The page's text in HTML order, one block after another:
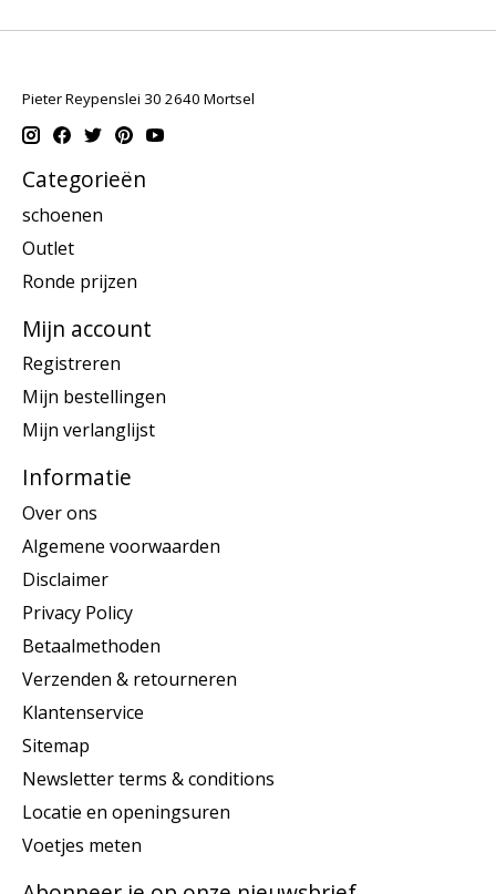
Pieter Reypenslei 30 2640 Mortsel
Categorieën
schoenen
Outlet
Ronde prijzen
Mijn account
Registreren
Mijn bestellingen
Mijn verlanglijst
Informatie
Over ons
Algemene voorwaarden
Disclaimer
Privacy Policy
Betaalmethoden
Verzenden & retourneren
Klantenservice
Sitemap
Newsletter terms & conditions
Locatie en openingsuren
Voetjes meten